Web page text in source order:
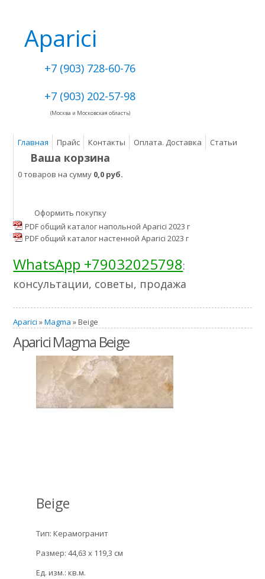
Aparici
+7 (903) 728-60-76
+7 (903) 202-57-98
(Москва и Московская область)
Главная Прайс Контакты Оплата. Доставка Статьи
Ваша корзина
0 товаров на сумму 0,0 руб.
Оформить покупку
PDF общий каталог напольной Aparici 2023 г
PDF общий каталог настенной Aparici 2023 г
WhatsApp +79032025798:
консультации, советы, продажа
Aparici »Magma » Beige
Aparici Magma Beige
Beige
Тип: Керамогранит
Размер: 44,63 x 119,3 см
Ед. изм.: кв.м.